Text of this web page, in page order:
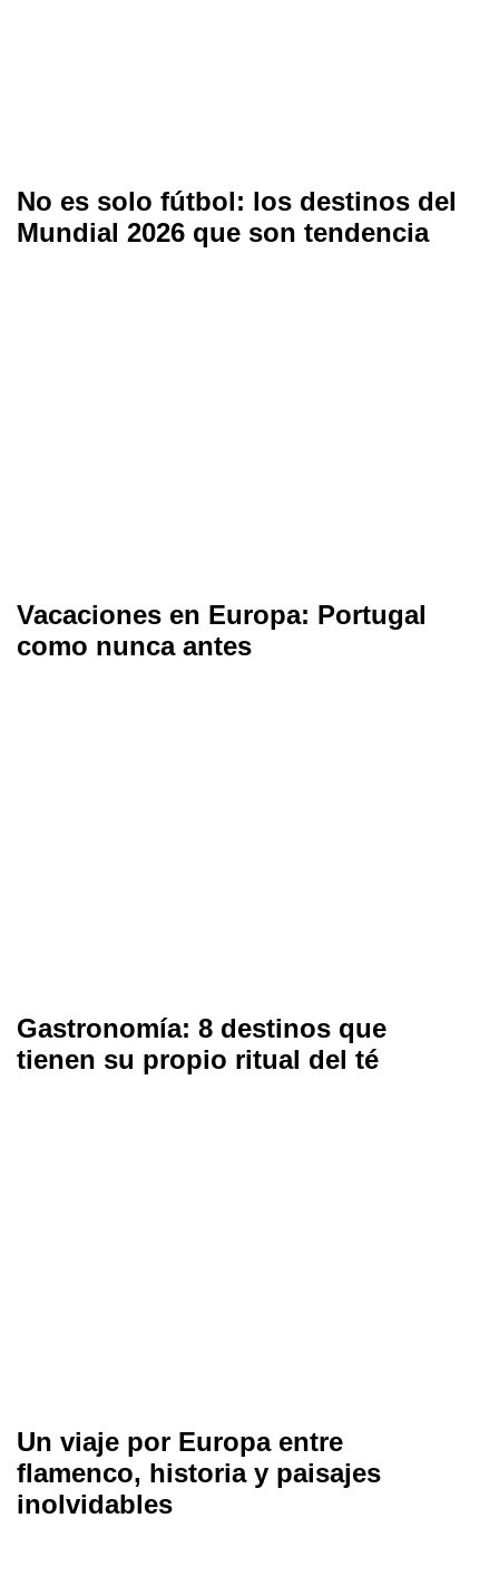
No es solo fútbol: los destinos del
Mundial 2026 que son tendencia
Vacaciones en Europa: Portugal
como nunca antes
Gastronomía: 8 destinos que
tienen su propio ritual del té
Un viaje por Europa entre
flamenco, historia y paisajes
inolvidables